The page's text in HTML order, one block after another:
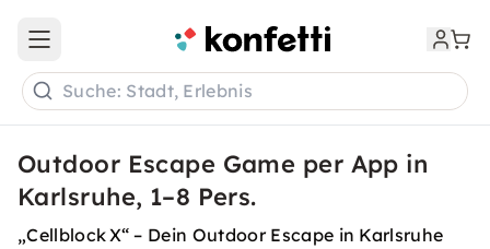
Open main menu
Suche: Stadt, Erlebnis
Outdoor Escape Game per App in
Karlsruhe, 1–8 Pers.
„Cellblock X“ – Dein Outdoor Escape in Karlsruhe